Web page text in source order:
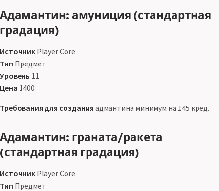
Адамантин: амуниция (стандартная
градация)
Источник Player Core
Тип Предмет
Уровень 11
Цена 1400
Требования для создания адмантина минимум на 145 кред.
Адамантин: граната/ракета
(стандартная градация)
Источник Player Core
Тип Предмет